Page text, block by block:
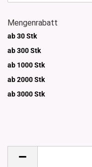
Mengenrabatt
ab 30 Stk
ab 300 Stk
ab 1000 Stk
ab 2000 Stk
ab 3000Stk